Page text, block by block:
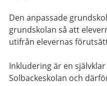
Den anpassade
grundskolan så att
utifrån elevernas
Inkludering är en
Solbackeskolan och